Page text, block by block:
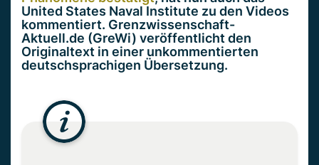
United States Naval Institute zu den Videos
kommentiert. Grenzwissenschaft-
Aktuell.de (GreWi) veröffentlicht den
Originaltext in einer unkommentierten
deutschsprachigen Übersetzung.